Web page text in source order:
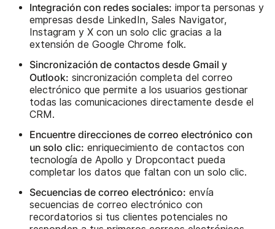
Integración con redes sociales: importa personas y
empresas desde LinkedIn, Sales Navigator,
Instagram y X con un solo clic gracias a la
extensión de Google Chrome folk.
Sincronización de contactos desde Gmail y
Outlook: sincronización completa del correo
electrónico que permite a los usuarios gestionar
todas las comunicaciones directamente desde el
CRM.
Encuentre direcciones de correo electrónico con
un solo clic: enriquecimiento de contactos con
tecnología de Apollo y Dropcontact pueda
completar los datos que faltan con un solo clic.
Secuencias de correo electrónico: envía
secuencias de correo electrónico con
recordatorios si tus clientes potenciales no